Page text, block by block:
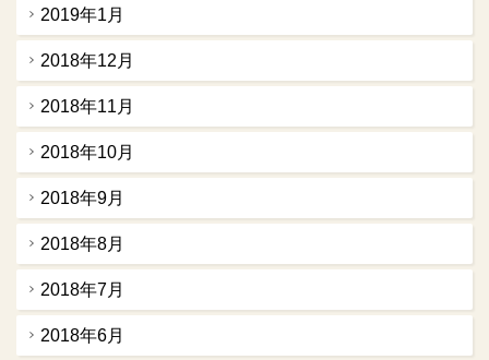
2019年1月
2018年12月
2018年11月
2018年10月
2018年9月
2018年8月
2018年7月
2018年6月